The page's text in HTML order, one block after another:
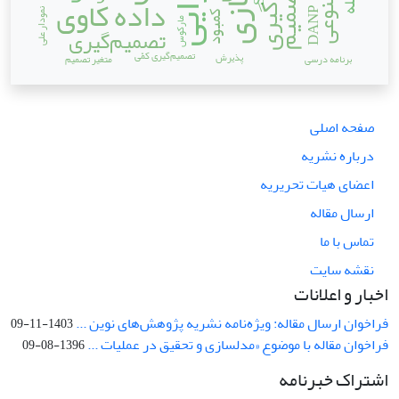
داده کاوی
تصمیم‌گیری کمبود DANP
تصمیم‌‌گیری کمّی برنامه درسی متغیر تصمیم
مارکوس نمودار علی
پذیرش
صفحه اصلی
درباره نشریه
اعضای هیات تحریریه
ارسال مقاله
تماس با ما
نقشه سایت
اخبار و اعلانات
فراخوان ارسال مقاله: ویژه‌نامه نشریه پژوهش‌های نوین ...1403-11-09
فراخوان مقاله با موضوع «مدلسازی و تحقیق در عملیات ...1396-08-09
اشتراک خبرنامه